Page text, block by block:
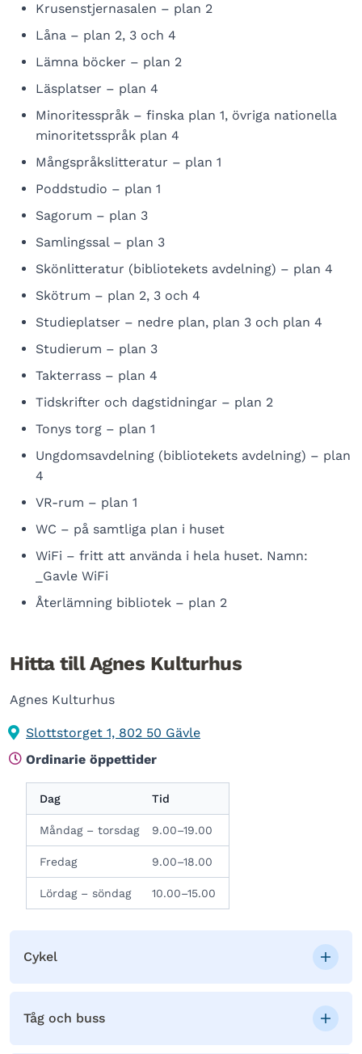
Krusenstjernasalen – plan 2
Låna – plan 2, 3 och 4
Lämna böcker – plan 2
Läsplatser – plan 4
Minoritesspråk – finska plan 1, övriga nationella
minoritetsspråk plan 4
Mångspråkslitteratur – plan 1
Poddstudio – plan 1
Sagorum – plan 3
Samlingssal – plan 3
Skönlitteratur (bibliotekets avdelning) – plan 4
Skötrum – plan 2, 3 och 4
Studieplatser – nedre plan, plan 3 och plan 4
Studierum – plan 3
Takterrass – plan 4
Tidskrifter och dagstidningar – plan 2
Tonys torg – plan 1
Ungdomsavdelning (bibliotekets avdelning) – plan
4
VR-rum – plan 1
WC – på samtliga plan i huset
WiFi – fritt att använda i hela huset. Namn:
_Gavle WiFi
Återlämning bibliotek – plan 2
Hitta till Agnes Kulturhus
Agnes Kulturhus
Slottstorget 1, 802 50 Gävle
Ordinarie öppettider
Dag Tid
Måndag – torsdag 9.00–19.00
Fredag 9.00–18.00
Lördag – söndag 10.00–15.00
Cykel
Tåg och buss